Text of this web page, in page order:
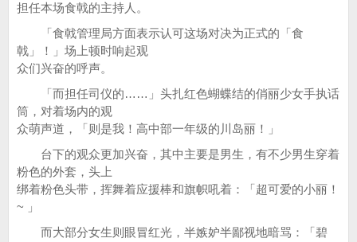
担任本场食戟的主持人。
「食戟管理局方面表示认可这场对决为正式的「食
戟」！」场上顿时响起观
众们兴奋的呼声。
「而担任司仪的……」头扎红色蝴蝶结的俏丽少女手执话
筒，对着场内的观
众萌声道，「则是我！高中部一年级的川岛丽！」
台下的观众更加兴奋，其中主要是男生，有不少男生穿着
粉色的外套，头上
绑着粉色头带，挥舞着应援棒和旗帜吼着：「超可爱的小丽！
~ 」
而大部分女生则眼冒红光，半嫉妒半鄙视地暗骂：「碧